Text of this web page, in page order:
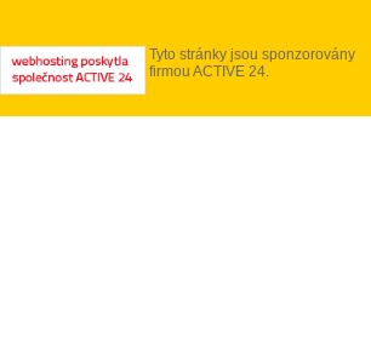
Tyto stránky jsou sponzorovány
firmou ACTIVE 24.